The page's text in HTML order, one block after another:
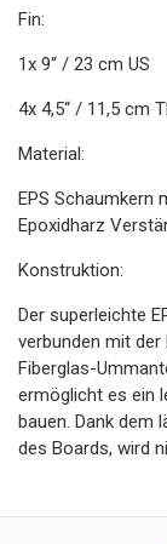
Fin:
1x 9“ / 23 cm US
4x 4,5“ / 11,5 cm
Material:
EPS Schaumkern
Epoxidharz
Konstruktion:
Der superleichte
verbunden mit
Fiberglas-
ermöglicht es ein
bauen. Dank dem
des Boards, wird